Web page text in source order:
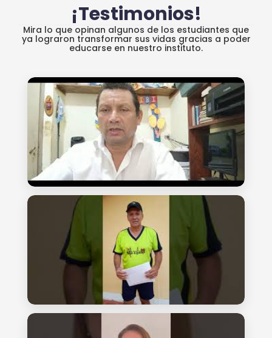
¡Testimonios!
Mira lo que opinan algunos de los estudiantes que
ya lograron transformar sus vidas gracias a poder
educarse en nuestro instituto.